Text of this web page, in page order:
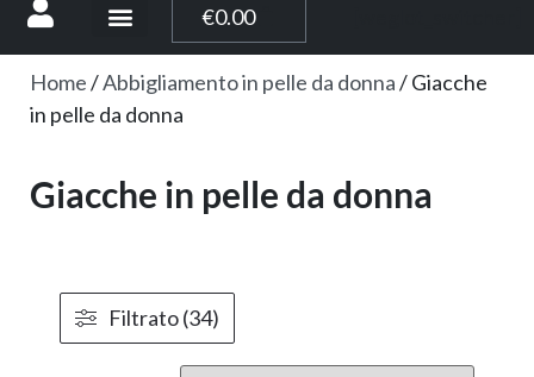
€0.00
Home/Abbigliamento in pelle da donna/ Giacche
in pelle da donna
Giacche in pelle da donna
Filtrato (34)